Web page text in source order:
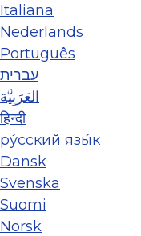
Italiana
Nederlands
Português
עברית
العَرَبِيَّة
हिन्दी
ру́сский язы́к
Dansk
Svenska
Suomi
Norsk